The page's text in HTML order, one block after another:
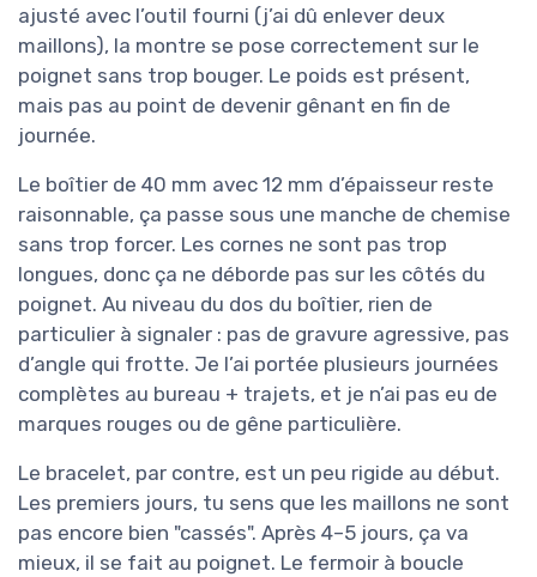
ajusté avec l’outil fourni (j’ai dû enlever deux
maillons), la montre se pose correctement sur le
poignet sans trop bouger. Le poids est présent,
mais pas au point de devenir gênant en fin de
journée.
Le boîtier de 40 mm avec 12 mm d’épaisseur reste
raisonnable, ça passe sous une manche de chemise
sans trop forcer. Les cornes ne sont pas trop
longues, donc ça ne déborde pas sur les côtés du
poignet. Au niveau du dos du boîtier, rien de
particulier à signaler : pas de gravure agressive, pas
d’angle qui frotte. Je l’ai portée plusieurs journées
complètes au bureau + trajets, et je n’ai pas eu de
marques rouges ou de gêne particulière.
Le bracelet, par contre, est un peu rigide au début.
Les premiers jours, tu sens que les maillons ne sont
pas encore bien "cassés". Après 4–5 jours, ça va
mieux, il se fait au poignet. Le fermoir à boucle